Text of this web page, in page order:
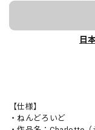
日
【仕様】
・ねんどろいど